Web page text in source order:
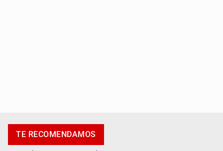
Asesinan a tres luego de dos ataques armados
TE RECOMENDAMOS